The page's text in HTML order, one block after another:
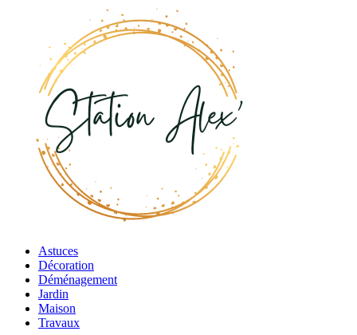
Astuces
Décoration
Déménagement
Jardin
Maison
Travaux